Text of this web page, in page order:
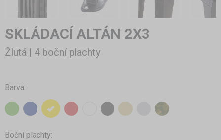
SKLÁDACÍ ALTÁN 2X3
Žlutá | 4 boční plachty
Barva:
Boční plachty: